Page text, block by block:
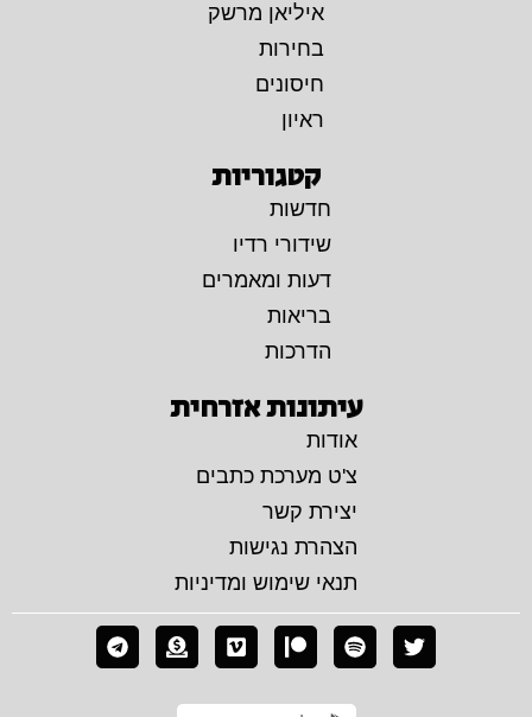
איליאן מרשק
בחירות
חיסונים
ראיון
קטגוריות
חדשות
שידורי רדיו
דעות ומאמרים
בריאות
הדרכות
עיתונות אזרחית
אודות
צ'ט מערכת כתבים
יצירת קשר
הצהרת נגישות
תנאי שימוש ומדיניות